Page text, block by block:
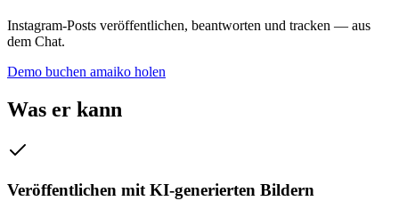
Instagram-Posts veröffentlichen, beantworten und tracken — aus
dem Chat.
Demo buchen amaiko holen
Was er kann
Veröffentlichen mit KI-generierten Bildern